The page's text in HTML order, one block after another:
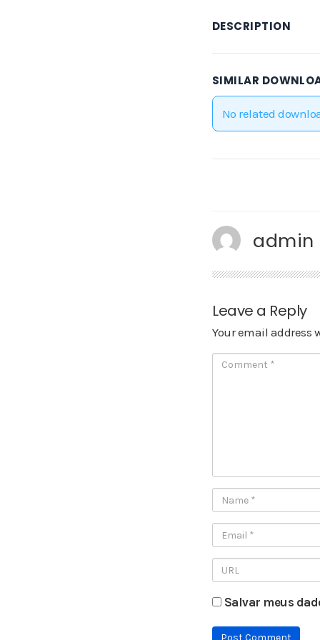
DESCRIPTION
SIMILAR
No related
admin
Leave a Reply
Your email address
Salvar meus